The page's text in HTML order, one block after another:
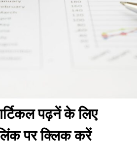
पढ़नें के लिए
पर क्लिक करें